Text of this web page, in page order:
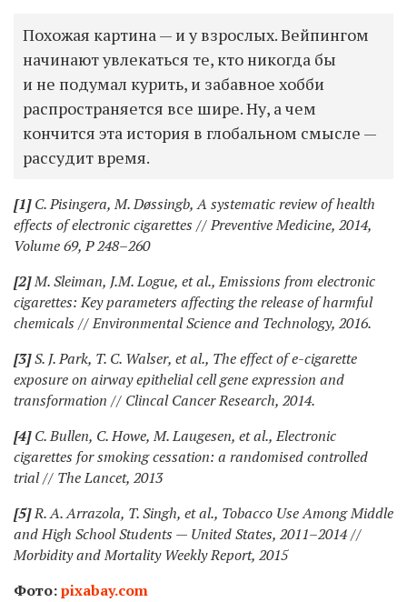
Похожая картина — и у взрослых. Вейпингом
начинают увлекаться те, кто никогда бы
и не подумал курить, и забавное хобби
распространяется все шире. Ну, а чем
кончится эта история в глобальном смысле —
рассудит время.
[1]C. Pisingera, M. Døssingb, A systematic review of health
effects of electronic cigarettes // Preventive Medicine, 2014,
Volume 69, P 248–260
[2]M. Sleiman, J.M. Logue, et al., Emissions from electronic
cigarettes: Key parameters affecting the release of harmful
chemicals // Environmental Science and Technology, 2016.
[3]S. J. Park, T. C. Walser, et al., The effect of e-cigarette
exposure on airway epithelial cell gene expression and
transformation // Clincal Cancer Research, 2014.
[4]C. Bullen, C. Howe, M. Laugesen, et al., Electronic
cigarettes for smoking cessation: a randomised controlled
trial // The Lancet, 2013
[5]R. A. Arrazola, T. Singh, et al., Tobacco Use Among Middle
and High School Students — United States, 2011–2014 //
Morbidity and Mortality Weekly Report, 2015
Фото:pixabay.com